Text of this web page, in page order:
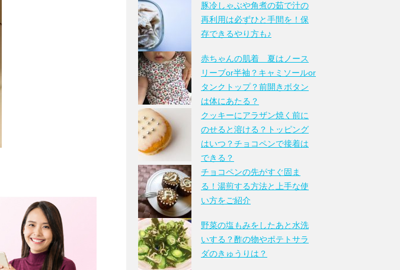
豚冷しゃぶや角煮の茹で汁の
再利用は必ずひと手間を！保
存できるやり方も♪
赤ちゃんの肌着 夏はノース
リーブor半袖？キャミソールor
タンクトップ？前開きボタン
は体にあたる？
クッキーにアラザン焼く前に
のせると溶ける？トッピング
はいつ？チョコペンで接着は
できる？
チョコペンの先がすぐ固ま
る！湯煎する方法と上手な使
い方をご紹介
野菜の塩もみをしたあと水洗
いする？酢の物やポテトサラ
ダのきゅうりは？